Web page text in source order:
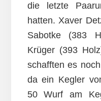
die letzte
hatten. Xaver
Sabotke (383
Krüger (393
schafften es
da ein Kegler
50 Wurf am